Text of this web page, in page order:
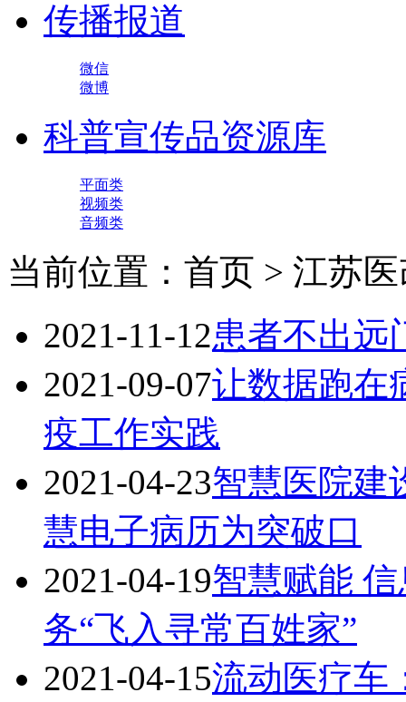
传播报道
微信
微博
科普宣传品资源库
平面类
视频类
音频类
当前位置：首页 > 江苏
2021-11-12患者不出远
2021-09-07让数据跑
疫工作实践
2021-04-23智慧医院建
慧电子病历为突破口
2021-04-19智慧赋能
务“飞入寻常百姓家”
2021-04-15流动医疗车